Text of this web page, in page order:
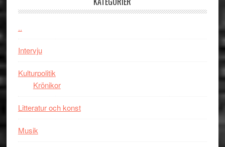
Jackie
Vem
..
Intervju
Kulturpolitik
Krönikor
Litteratur och konst
Musik